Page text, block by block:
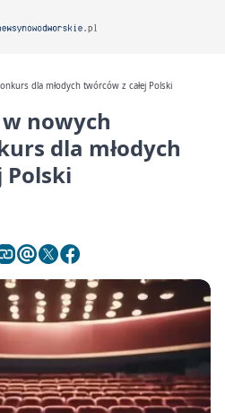
dla młodych twórców z całej Polski
nowych
dla młodych
Polski